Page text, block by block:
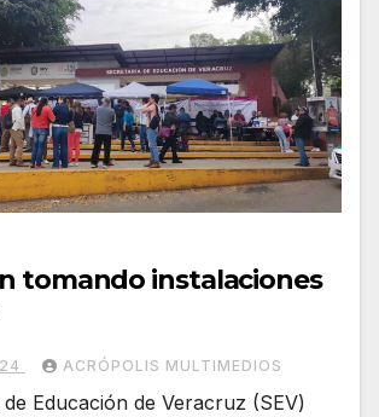
tomando instalaciones
ACRÓPOLIS MULTIMEDIOS
Educación de Veracruz (SEV)